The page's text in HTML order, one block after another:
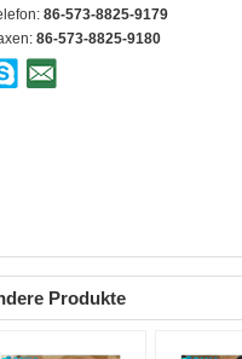
86-573-8825-9179
86-573-8825-9180
Produkte